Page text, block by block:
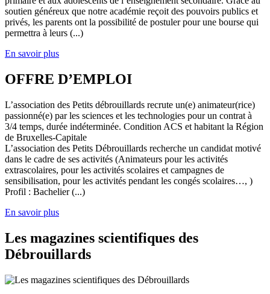
soutien généreux que notre académie reçoit des pouvoirs publics et
privés, les parents ont la possibilité de postuler pour une bourse qui
permettra à leurs (...)
En savoir plus
OFFRE D’EMPLOI
L’association des Petits débrouillards recrute un(e) animateur(rice)
passionné(e) par les sciences et les technologies pour un contrat à
3/4 temps, durée indéterminée. Condition ACS et habitant la Région
de Bruxelles-Capitale
L’association des Petits Débrouillards recherche un candidat motivé
dans le cadre de ses activités (Animateurs pour les activités
extrascolaires, pour les activités scolaires et campagnes de
sensibilisation, pour les activités pendant les congés scolaires…, )
Profil : Bachelier (...)
En savoir plus
Les magazines scientifiques des
Débrouillards